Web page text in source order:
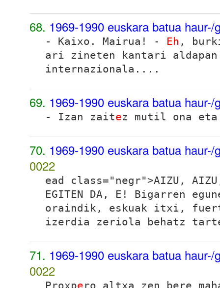
68. 1969-1990 euskara batua
- Kaixo. Mairua! - Eh ,
ari zineten kantari
internazionala....
69. 1969-1990 euskara batua
- Izan zaitez mutil ona
70. 1969-1990 euskara batua
0022
ead class="negr">AIZU,
EGITEN DA, E! Bigarren
oraindik, eskuak itxi,
izerdia zeriola behatz
71. 1969-1990 euskara batua
0022
Proxpero altxa zen bere